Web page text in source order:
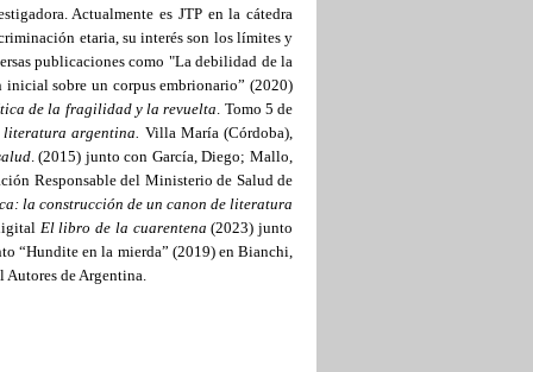
Actualmente es JTP en la cátedra
etaria, su interés son los límites y
publicaciones como "La debilidad de la
sobre un corpus embrionario” (2020)
de la fragilidad y la revuelta. Tomo 5 de
argentina. Villa María (Córdoba),
. (2015) junto con García, Diego; Mallo,
Responsable del Ministerio de Salud de
la construcción de un canon de literatura
El libro de la cuarentena(2023) junto
“Hundite en la mierda” (2019) en Bianchi,
Autores de Argentina.